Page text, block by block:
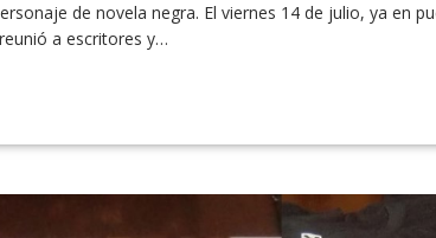
de novela negra. El viernes 14 de julio, ya en
a escritores y…